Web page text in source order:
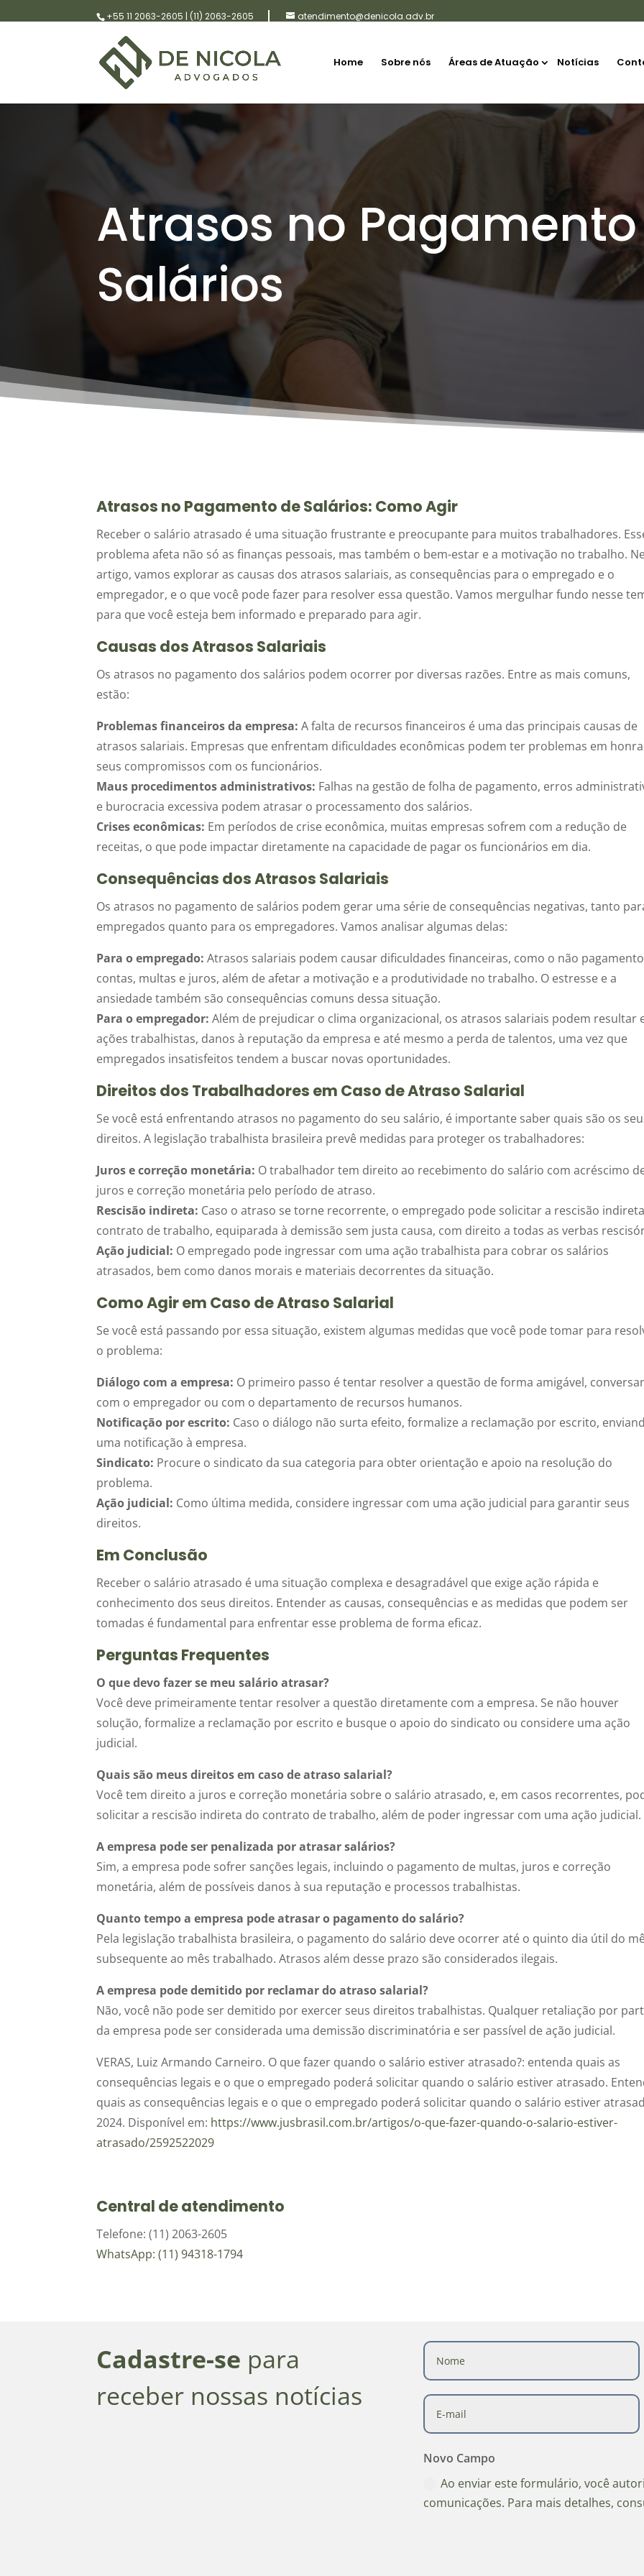
+55 11 2063-2605 | (11) 2063-2605 atendimento@denicola.adv.br
Home Sobre nós Áreas de Atuação Notícias
Atrasos no
Salários
Atrasos no Pagamento de Salários: Como Agir
Receber o salário atrasado é uma situação frustrante e preocupante para muitos trabalhadores.
problema afeta não só as finanças pessoais, mas também o bem-estar e a motivação no trabalho.
artigo, vamos explorar as causas dos atrasos salariais, as consequências para o empregado e o
empregador, e o que você pode fazer para resolver essa questão. Vamos mergulhar fundo nesse
para que você esteja bem informado e preparado para agir.
Causas dos Atrasos Salariais
Os atrasos no pagamento dos salários podem ocorrer por diversas razões. Entre as mais comuns,
estão:
Problemas financeiros da empresa: A falta de recursos financeiros é uma das principais causas de
atrasos salariais. Empresas que enfrentam dificuldades econômicas podem ter problemas em
seus compromissos com os funcionários.
Maus procedimentos administrativos: Falhas na gestão de folha de pagamento, erros
e burocracia excessiva podem atrasar o processamento dos salários.
Crises econômicas: Em períodos de crise econômica, muitas empresas sofrem com a redução de
receitas, o que pode impactar diretamente na capacidade de pagar os funcionários em dia.
Consequências dos Atrasos Salariais
Os atrasos no pagamento de salários podem gerar uma série de consequências negativas, tanto
empregados quanto para os empregadores. Vamos analisar algumas delas:
Para o empregado: Atrasos salariais podem causar dificuldades financeiras, como o não
contas, multas e juros, além de afetar a motivação e a produtividade no trabalho. O estresse e a
ansiedade também são consequências comuns dessa situação.
Para o empregador: Além de prejudicar o clima organizacional, os atrasos salariais podem resultar
ações trabalhistas, danos à reputação da empresa e até mesmo a perda de talentos, uma vez que
empregados insatisfeitos tendem a buscar novas oportunidades.
Direitos dos Trabalhadores em Caso de Atraso Salarial
Se você está enfrentando atrasos no pagamento do seu salário, é importante saber quais são os
direitos. A legislação trabalhista brasileira prevê medidas para proteger os trabalhadores:
Juros e correção monetária: O trabalhador tem direito ao recebimento do salário com acréscimo
juros e correção monetária pelo período de atraso.
Rescisão indireta: Caso o atraso se torne recorrente, o empregado pode solicitar a rescisão
contrato de trabalho, equiparada à demissão sem justa causa, com direito a todas as verbas
Ação judicial: O empregado pode ingressar com uma ação trabalhista para cobrar os salários
atrasados, bem como danos morais e materiais decorrentes da situação.
Como Agir em Caso de Atraso Salarial
Se você está passando por essa situação, existem algumas medidas que você pode tomar para
o problema:
Diálogo com a empresa: O primeiro passo é tentar resolver a questão de forma amigável,
com o empregador ou com o departamento de recursos humanos.
Notificação por escrito: Caso o diálogo não surta efeito, formalize a reclamação por escrito,
uma notificação à empresa.
Sindicato: Procure o sindicato da sua categoria para obter orientação e apoio na resolução do
problema.
Ação judicial: Como última medida, considere ingressar com uma ação judicial para garantir seus
direitos.
Em Conclusão
Receber o salário atrasado é uma situação complexa e desagradável que exige ação rápida e
conhecimento dos seus direitos. Entender as causas, consequências e as medidas que podem ser
tomadas é fundamental para enfrentar esse problema de forma eficaz.
Perguntas Frequentes
O que devo fazer se meu salário atrasar?
Você deve primeiramente tentar resolver a questão diretamente com a empresa. Se não houver
solução, formalize a reclamação por escrito e busque o apoio do sindicato ou considere uma ação
judicial.
Quais são meus direitos em caso de atraso salarial?
Você tem direito a juros e correção monetária sobre o salário atrasado, e, em casos recorrentes,
solicitar a rescisão indireta do contrato de trabalho, além de poder ingressar com uma ação judicial.
A empresa pode ser penalizada por atrasar salários?
Sim, a empresa pode sofrer sanções legais, incluindo o pagamento de multas, juros e correção
monetária, além de possíveis danos à sua reputação e processos trabalhistas.
Quanto tempo a empresa pode atrasar o pagamento do salário?
Pela legislação trabalhista brasileira, o pagamento do salário deve ocorrer até o quinto dia útil do
subsequente ao mês trabalhado. Atrasos além desse prazo são considerados ilegais.
A empresa pode demitido por reclamar do atraso salarial?
Não, você não pode ser demitido por exercer seus direitos trabalhistas. Qualquer retaliação por
da empresa pode ser considerada uma demissão discriminatória e ser passível de ação judicial.
VERAS, Luiz Armando Carneiro. O que fazer quando o salário estiver atrasado?: entenda quais as
consequências legais e o que o empregado poderá solicitar quando o salário estiver atrasado.
quais as consequências legais e o que o empregado poderá solicitar quando o salário estiver
2024. Disponível em: https://www.jusbrasil.com.br/artigos/o-que-fazer-quando-o-salario-estiver-
atrasado/2592522029
Central de atendimento
Telefone: (11) 2063-2605
WhatsApp: (11) 94318-1794
Cadastre-se para
receber nossas notícias
Novo Campo
Ao enviar este formulário, você
comunicações. Para mais detalhes,